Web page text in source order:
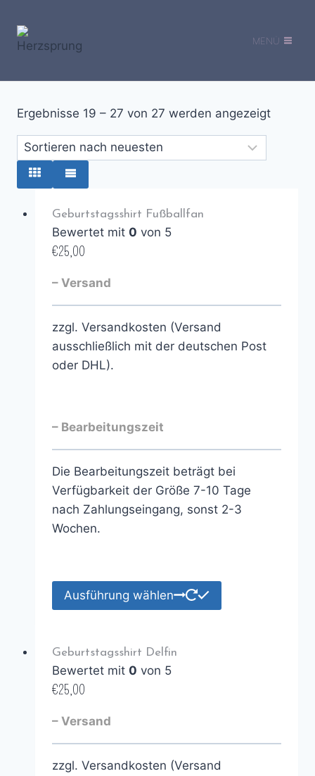
Inhalt
springen
MENÜ
Ergebnisse 19 – 27 von 27 werden angezeigt
Geburtstagsshirt Fußballfan
Bewertet mit 0 von 5
€25,00
– Versand
zzgl. Versandkosten (Versand
ausschließlich mit der deutschen Post
oder DHL).
– Bearbeitungszeit
Die Bearbeitungszeit beträgt bei
Verfügbarkeit der Größe 7-10 Tage
nach Zahlungseingang, sonst 2-3
Wochen.
Ausführung wählen
Geburtstagsshirt Delfin
Bewertet mit 0 von 5
€25,00
– Versand
zzgl. Versandkosten (Versand